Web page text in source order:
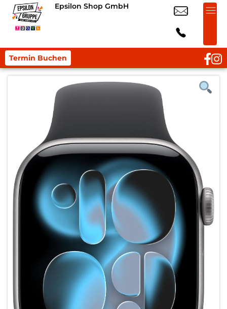
Epsilon Shop GmbH
Termin Buchen